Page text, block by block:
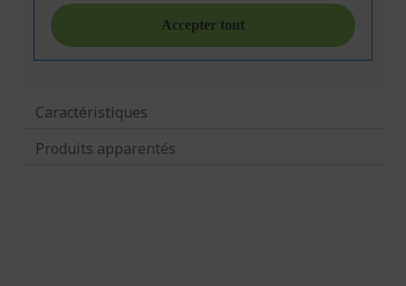
Caractéristiques
Produits apparentés